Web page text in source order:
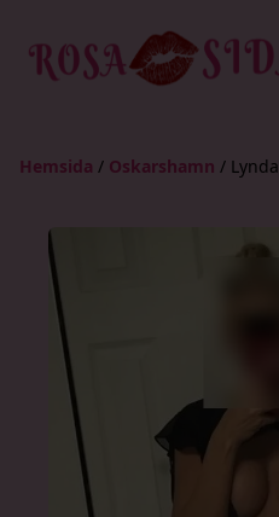
Hemsida / Oskarshamn / Lynda